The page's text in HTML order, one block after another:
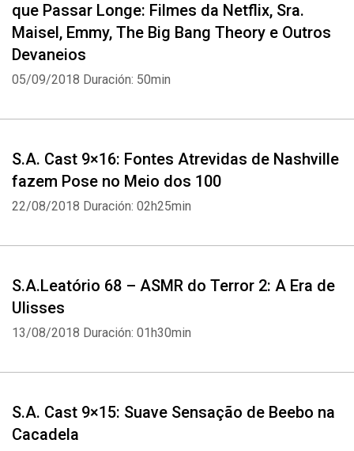
que Passar Longe: Filmes da Netflix, Sra.
Maisel, Emmy, The Big Bang Theory e Outros
Devaneios
05/09/2018 Duración: 50min
S.A. Cast 9×16: Fontes Atrevidas de Nashville
fazem Pose no Meio dos 100
22/08/2018 Duración: 02h25min
S.A.Leatório 68 – ASMR do Terror 2: A Era de
Ulisses
13/08/2018 Duración: 01h30min
S.A. Cast 9×15: Suave Sensação de Beebo na
Cacadela